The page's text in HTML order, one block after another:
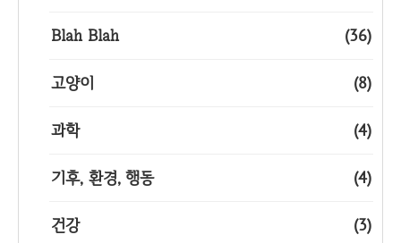
Blah Blah (36)
고양이 (8)
과학 (4)
기후, 환경, 행동 (4)
건강 (3)